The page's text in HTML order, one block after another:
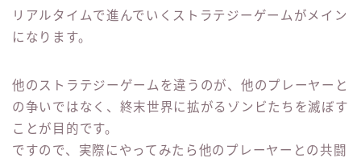
リアルタイムで進んでいくストラテジーゲームがメイン
になります。
他のストラテジーゲームを違うのが、他のプレーヤーと
の争いではなく、終末世界に拡がるゾンビたちを滅ぼす
ことが目的です。
ですので、実際にやってみたら他のプレーヤーとの共闘